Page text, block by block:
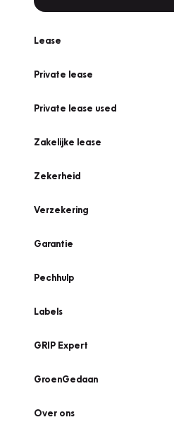
Lease
Private lease
Private lease used
Zakelijke lease
Zekerheid
Verzekering
Garantie
Pechhulp
Labels
GRIP Expert
GroenGedaan
Over ons